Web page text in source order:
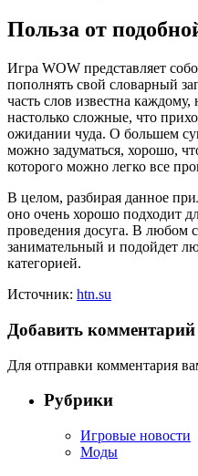
Польза от
Игра WOW представляет
пополнять свой словарный
часть слов известна
настолько сложные, что
ожидании чуда. О большем
можно задуматься, хорошо,
которого можно легко все
В целом, разбирая данное
оно очень хорошо подходит
проведения досуга. В любом
занимательный и подойдет
категорией.
Источник: htn.su
Добавить комментарий
Для отправки комментария
Рубрики
Игровые новости
Моды